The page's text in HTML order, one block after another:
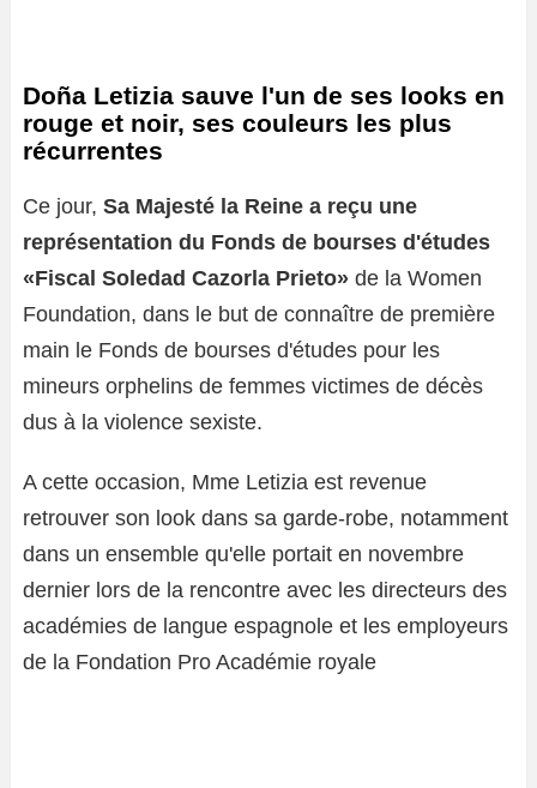
Doña Letizia sauve l'un de ses looks en
rouge et noir, ses couleurs les plus
récurrentes
Ce jour, Sa Majesté la Reine a reçu une
représentation du Fonds de bourses d'études
«Fiscal Soledad Cazorla Prieto» de la Women
Foundation, dans le but de connaître de première
main le Fonds de bourses d'études pour les
mineurs orphelins de femmes victimes de décès
dus à la violence sexiste.
A cette occasion, Mme Letizia est revenue
retrouver son look dans sa garde-robe, notamment
dans un ensemble qu'elle portait en novembre
dernier lors de la rencontre avec les directeurs des
académies de langue espagnole et les employeurs
de la Fondation Pro Académie royale